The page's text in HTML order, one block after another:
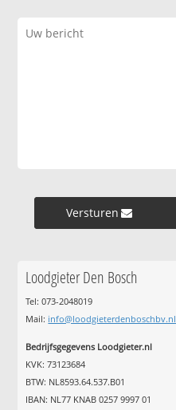
Versturen »
Loodgieter Den Bosch
Tel: 073-2048019
Mail: info@loodgieterdenboschbv.nl
Bedrijfsgegevens Loodgieter.nl
KVK: 73123684
BTW: NL8593.64.537.B01
IBAN: NL77 KNAB 0257 9997 01